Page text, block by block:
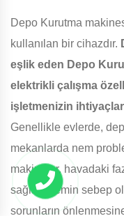
Depo Kurutma
kullanılan bir cihazdır.
eşlik eden Depo
elektrikli çalışma
işletmenizin
Genellikle evlerde,
mekanlarda nem
makineler, havadaki
sağlar. Nemin sebep
sorunların